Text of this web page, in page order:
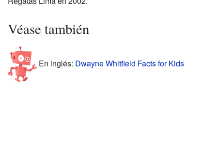
Véase también
En inglés: Dwayne Whitfield Facts for Kids